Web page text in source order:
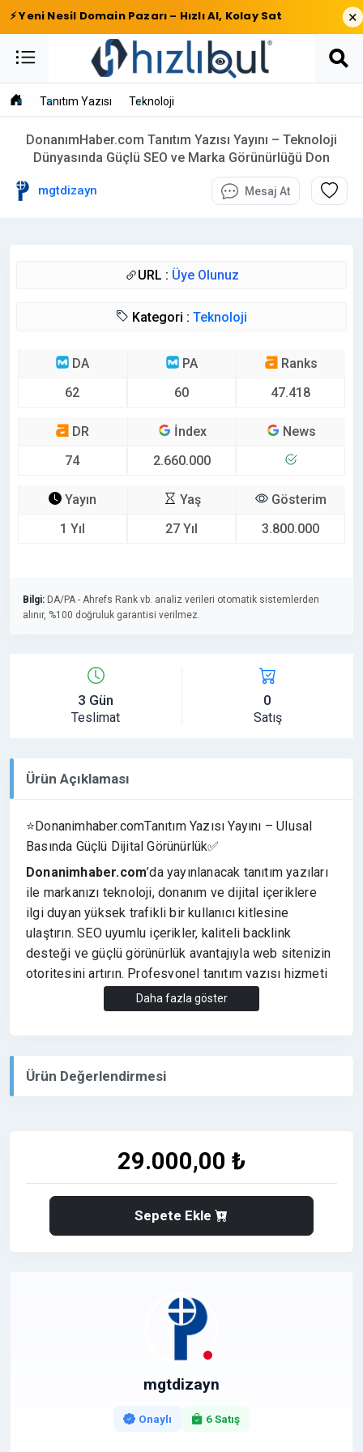
⚡ Yeni Nesil Domain Pazarı – Hızlı Al, Kolay Sat ×
Tanıtım Yazısı Teknoloji
DonanımHaber.com Tanıtım Yazısı Yayını – Teknoloji
Dünyasında Güçlü SEO ve Marka Görünürlüğü Don
mgtdizayn Mesaj At
URL : Üye Olunuz
Kategori : Teknoloji
DA
62
PA
60
Ranks
47.418
DR
74
İndex
2.660.000
News
Yayın
1 Yıl
Yaş
27 Yıl
Gösterim
3.800.000
Bilgi: DA/PA - Ahrefs Rank vb. analiz verileri otomatik sistemlerden
alınır, %100 doğruluk garantisi verilmez.
3 Gün
Teslimat
0
Satış
Ürün Açıklaması
⭐Donanimhaber.comTanıtım Yazısı Yayını – Ulusal
Basında Güçlü Dijital Görünürlük✅
Donanimhaber.com’da yayınlanacak tanıtım yazıları
ile markanızı teknoloji, donanım ve dijital içeriklere
ilgi duyan yüksek trafikli bir kullanıcı kitlesine
ulaştırın. SEO uyumlu içerikler, kaliteli backlink
desteği ve güçlü görünürlük avantajıyla web sitenizin
otoritesini artırın. Profesyonel tanıtım yazısı hizmeti
için hemen iletişime geçin.
✔️Yayınımız Nofollow Yayınlanır.
⭐ SEO ve Marka Gücü Bir Arada
✅ Yayınlanan tanıtım yazıları ile:
✔️ Google sıralamalarınıza katkı sağlanır
✔️ Güçlü domain otoritesinden backlink desteği alınır
✅ Yazılım ve teknoloji projeleri
✅ Gayrimenkul ve inşaat şirketleri
✅ Eğitim ve danışmanlık firmaları
Daha fazla göster
Ürün Değerlendirmesi
29.000,00 ₺
Sepete Ekle
mgtdizayn
Onaylı 6 Satış